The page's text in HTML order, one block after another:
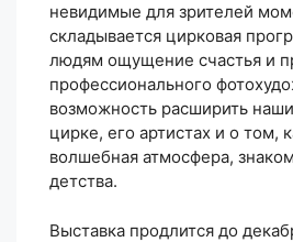
невидимые для зрителей
складывается цирковая
людям ощущение счастья и
профессионального
возможность расширить
цирке, его артистах и о том,
волшебная атмосфера,
детства.
Выставка продлится до